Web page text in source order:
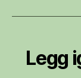
Legg